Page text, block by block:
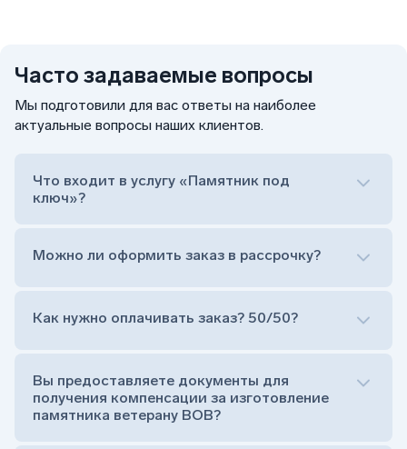
Часто задаваемые вопросы
Мы подготовили для вас ответы на наиболее
актуальные вопросы наших клиентов.
Что входит в услугу «Памятник под
ключ»?
Сам комплект памятника:
Тумба (постамент, на который при помощи
штыря устанавливается стела)
Цветник (обрамление могилки, бывает, что
Можно ли оформить заказ в рассрочку?
Как нужно оплачивать заказ? 50/50?
Вы предоставляете документы для
получения компенсации за изготовление
памятника ветерану ВОВ?